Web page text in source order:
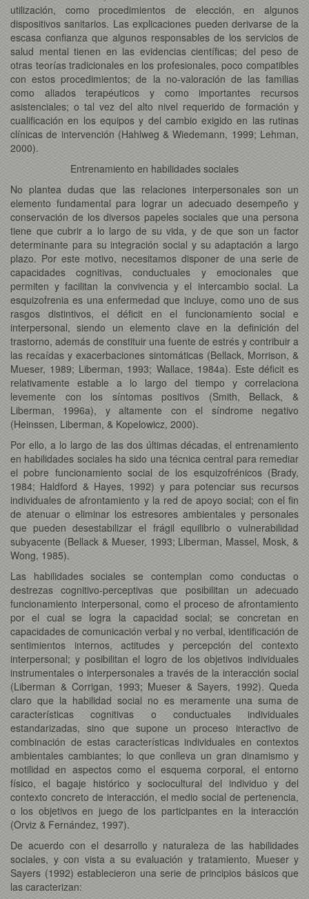
utilización, como procedimientos de elección, en algunos
dispositivos sanitarios. Las explicaciones pueden derivarse de la
escasa confianza que algunos responsables de los servicios de
salud mental tienen en las evidencias científicas; del peso de
otras teorías tradicionales en los profesionales, poco compatibles
con estos procedimientos; de la no-valoración de las familias
como aliados terapéuticos y como importantes recursos
asistenciales; o tal vez del alto nivel requerido de formación y
cualificación en los equipos y del cambio exigido en las rutinas
clínicas de intervención (Hahlweg & Wiedemann, 1999; Lehman,
2000).
Entrenamiento en habilidades sociales
No plantea dudas que las relaciones interpersonales son un
elemento fundamental para lograr un adecuado desempeño y
conservación de los diversos papeles sociales que una persona
tiene que cubrir a lo largo de su vida, y de que son un factor
determinante para su integración social y su adaptación a largo
plazo. Por este motivo, necesitamos disponer de una serie de
capacidades cognitivas, conductuales y emocionales que
permiten y facilitan la convivencia y el intercambio social. La
esquizofrenia es una enfermedad que incluye, como uno de sus
rasgos distintivos, el déficit en el funcionamiento social e
interpersonal, siendo un elemento clave en la definición del
trastorno, además de constituir una fuente de estrés y contribuir a
las recaídas y exacerbaciones sintomáticas (Bellack, Morrison, &
Mueser, 1989; Liberman, 1993; Wallace, 1984a). Este déficit es
relativamente estable a lo largo del tiempo y correlaciona
levemente con los síntomas positivos (Smith, Bellack, &
Liberman, 1996a), y altamente con el síndrome negativo
(Heinssen, Liberman, & Kopelowicz, 2000).
Por ello, a lo largo de las dos últimas décadas, el entrenamiento
en habilidades sociales ha sido una técnica central para remediar
el pobre funcionamiento social de los esquizofrénicos (Brady,
1984; Haldford & Hayes, 1992) y para potenciar sus recursos
individuales de afrontamiento y la red de apoyo social; con el fin
de atenuar o eliminar los estresores ambientales y personales
que pueden desestabilizar el frágil equilibrio o vulnerabilidad
subyacente (Bellack & Mueser, 1993; Liberman, Massel, Mosk, &
Wong, 1985).
Las habilidades sociales se contemplan como conductas o
destrezas cognitivo-perceptivas que posibilitan un adecuado
funcionamiento interpersonal, como el proceso de afrontamiento
por el cual se logra la capacidad social; se concretan en
capacidades de comunicación verbal y no verbal, identificación de
sentimientos internos, actitudes y percepción del contexto
interpersonal; y posibilitan el logro de los objetivos individuales
instrumentales o interpersonales a través de la interacción social
(Liberman & Corrigan, 1993; Mueser & Sayers, 1992). Queda
claro que la habilidad social no es meramente una suma de
características cognitivas o conductuales individuales
estandarizadas, sino que supone un proceso interactivo de
combinación de estas características individuales en contextos
ambientales cambiantes; lo que conlleva un gran dinamismo y
motilidad en aspectos como el esquema corporal, el entorno
físico, el bagaje histórico y sociocultural del individuo y del
contexto concreto de interacción, el medio social de pertenencia,
o los objetivos en juego de los participantes en la interacción
(Orviz & Fernández, 1997).
De acuerdo con el desarrollo y naturaleza de las habilidades
sociales, y con vista a su evaluación y tratamiento, Mueser y
Sayers (1992) establecieron una serie de principios básicos que
las caracterizan: